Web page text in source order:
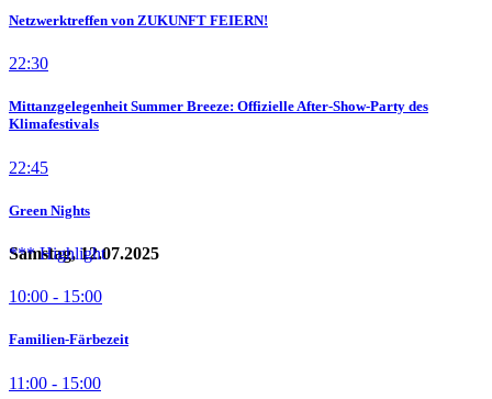
Netzwerktreffen von ZUKUNFT FEIERN!
22:30
Mittanzgelegenheit Summer Breeze: Offizielle After-Show-Party des
Klimafestivals
22:45
Green Nights
Samstag, 12.07.2025
10:00 - 15:00
Familien-Färbezeit
11:00 - 15:00